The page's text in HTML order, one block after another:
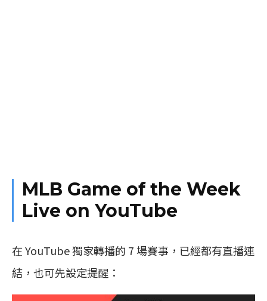
MLB Game of the Week
Live on YouTube
在 YouTube 獨家轉播的 7 場賽事，已經都有直播連
結，也可先設定提醒：